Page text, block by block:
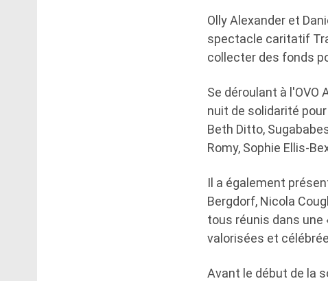
Olly Alexander et
spectacle caritatif
collecter des fonds
Se déroulant à l'OVO
nuit de solidarité
Beth Ditto,
Romy, Sophie Ellis-
Il a également
Bergdorf, Nicola
tous réunis dans
valorisées et
Avant le début de la